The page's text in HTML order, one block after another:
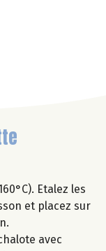
Etalez les
et placez sur
avec